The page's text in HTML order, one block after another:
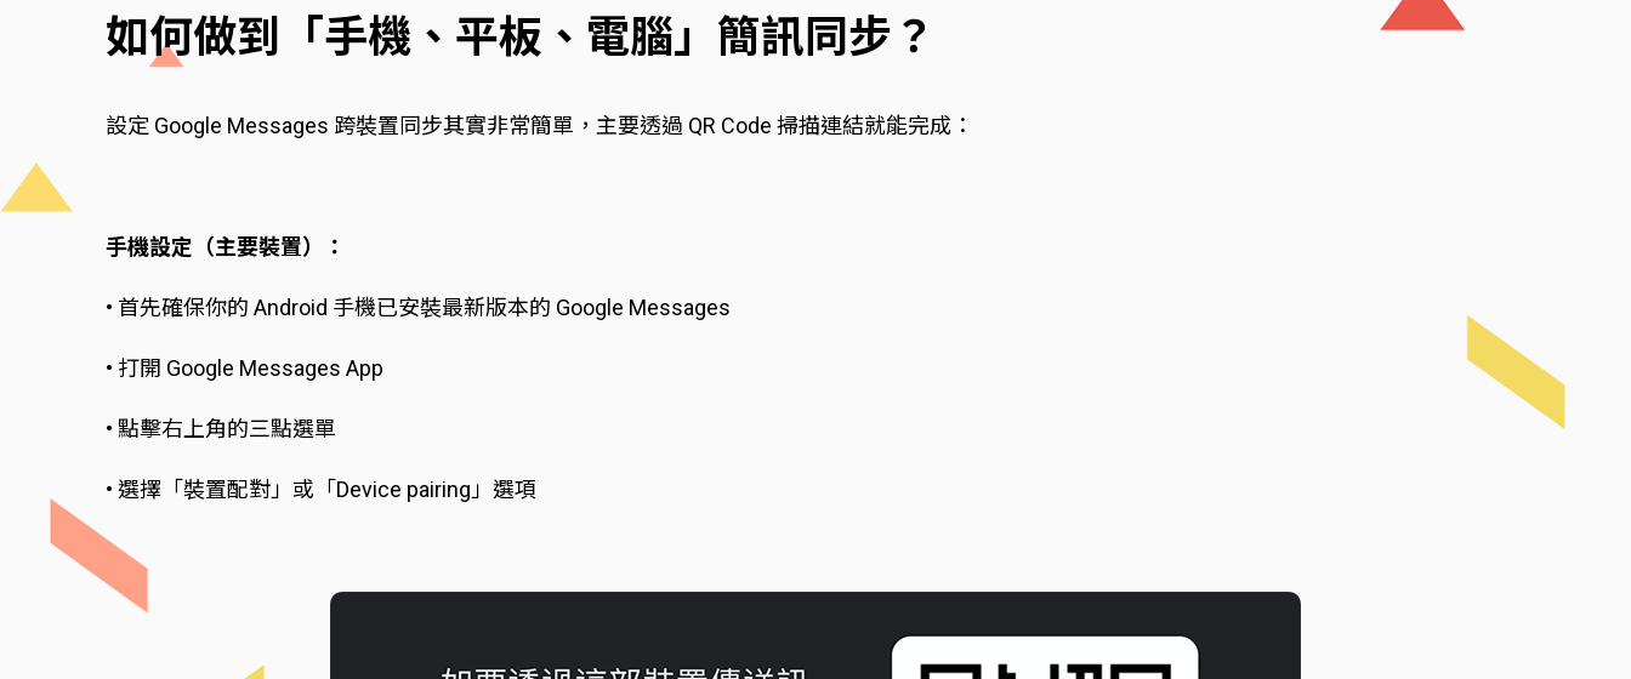
如何做到「手機、平板、電腦」簡訊同步？
設定 Google Messages 跨裝置同步其實非常簡單，主要透過 QR Code 掃描連結就能完成：
手機設定（主要裝置）：
• 首先確保你的 Android 手機已安裝最新版本的 Google Messages
• 打開 Google Messages App
• 點擊右上角的三點選單
• 選擇「裝置配對」或「Device pairing」選項